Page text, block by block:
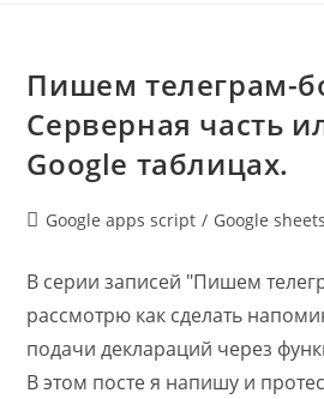
Пишем телеграм-
Серверная часть
Google таблицах.
Рубрика
Google apps script / Google sheets
В серии записей "Пишем
рассмотрю как сделать
подачи деклараций через
В этом посте я напишу и